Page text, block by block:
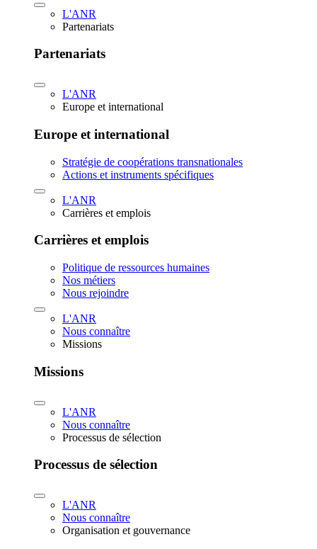
L'ANR
Partenariats
Partenariats
L'ANR
Europe et international
Europe et international
Stratégie de coopérations transnationales
Actions et instruments spécifiques
L'ANR
Carrières et emplois
Carrières et emplois
Politique de ressources humaines
Nos métiers
Nous rejoindre
L'ANR
Nous connaître
Missions
Missions
L'ANR
Nous connaître
Processus de sélection
Processus de sélection
L'ANR
Nous connaître
Organisation et gouvernance